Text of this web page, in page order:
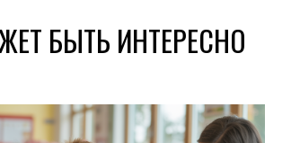
БЫТЬ ИНТЕРЕСНО